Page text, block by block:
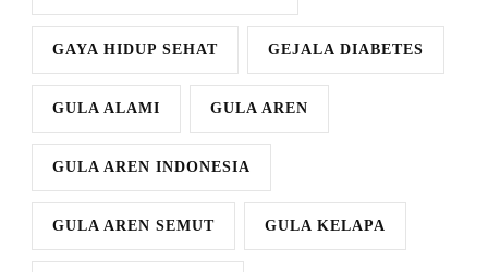
GAYA HIDUP SEHAT GEJALA DIABETES
GULA ALAMI GULA AREN
GULA AREN INDONESIA
GULA AREN SEMUT GULA KELAPA